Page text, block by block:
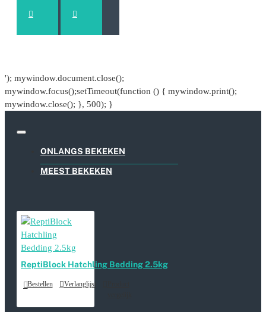
ReptiBlock Hatchling Bedding 2.5kg
'); mywindow.document.close();
mywindow.focus();setTimeout(function () { mywindow.print();
mywindow.close(); }, 500); }
ONLANGS BEKEKEN
MEEST BEKEKEN
ReptiBlock Hatchling Bedding 2.5kg
Bestellen Verlanglijst